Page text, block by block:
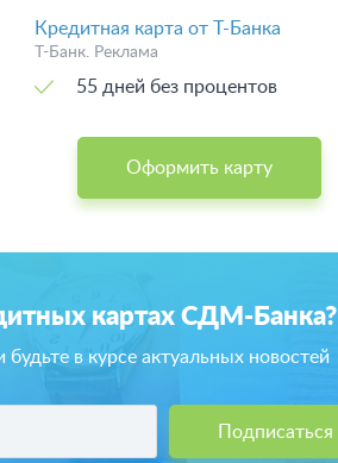
Кредитная карта от Т-Банка
Т-Банк. Реклама
55 дней без процентов
Оформить карту
картах СДМ-Банка?
в курсе актуальных новостей
Подписаться